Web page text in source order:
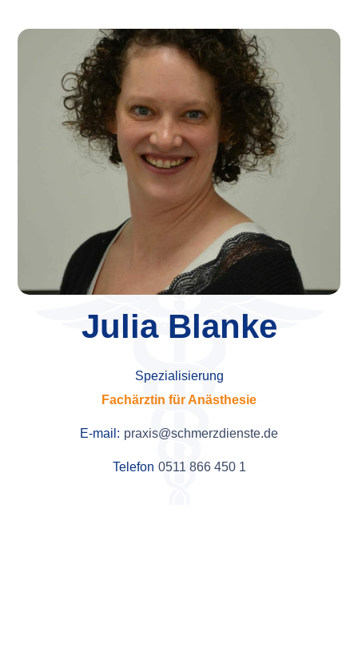
Julia Blanke
Spezialisierung
Fachärztin für Anästhesie
E-mail: praxis@schmerzdienste.de
Telefon 0511 866 450 1